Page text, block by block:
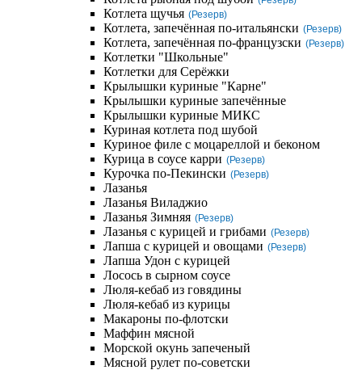
Котлета щучья (Резерв)
Котлета, запечённая по-итальянски (Резерв)
Котлета, запечённая по-французски (Резерв)
Котлетки "Школьные"
Котлетки для Серёжки
Крылышки куриные "Карне"
Крылышки куриные запечённые
Крылышки куриные МИКС
Куриная котлета под шубой
Куриное филе с моцареллой и беконом
Курица в соусе карри (Резерв)
Курочка по-Пекински (Резерв)
Лазанья
Лазанья Виладжио
Лазанья Зимняя (Резерв)
Лазанья с курицей и грибами (Резерв)
Лапша с курицей и овощами (Резерв)
Лапша Удон с курицей
Лосось в сырном соусе
Люля-кебаб из говядины
Люля-кебаб из курицы
Макароны по-флотски
Маффин мясной
Морской окунь запеченый
Мясной рулет по-советски